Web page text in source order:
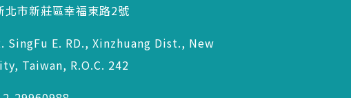
北市新莊區幸福東路2號
SingFu E. RD., Xinzhuang Dist., New
Taiwan, R.O.C. 242